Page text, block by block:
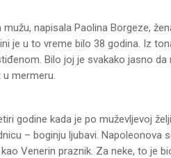
napisala Paolina Borgeze,
je u to vreme bilo 38 godina. Iz
Bilo joj je svakako jasno da
mermeru.
godine kada je po muževljevoj
– boginju ljubavi. Napoleonova
Venerin praznik. Za neke, to je